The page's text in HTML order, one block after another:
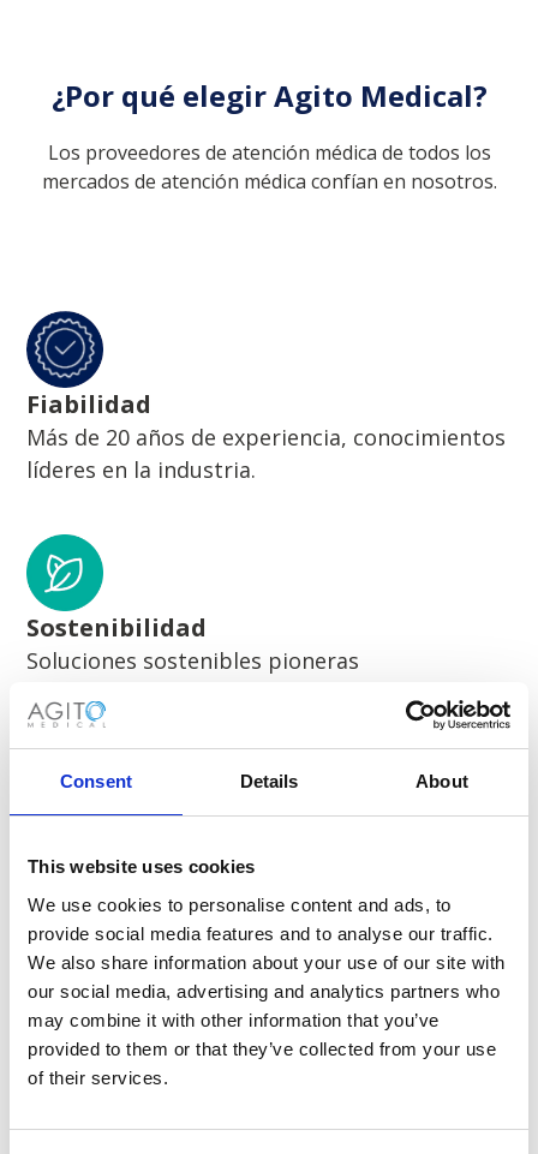
Consent Details About
This website uses cookies
We use cookies to personalise content and ads, to
provide social media features and to analyse our traffic.
We also share information about your use of our site with
our social media, advertising and analytics partners who
may combine it with other information that you’ve
provided to them or that they’ve collected from your use
of their services.
¿Por qué elegir Agito Medical?
Los proveedores de atención médica de todos los
mercados de atención médica confían en nosotros.
Fiabilidad
Más de 20 años de experiencia, conocimientos
líderes en la industria.
Sostenibilidad
Soluciones sostenibles pioneras
Flexibilidad
Eficiencia de costos
Solución más inteligente y asequible basada
calidad sin concesiones.